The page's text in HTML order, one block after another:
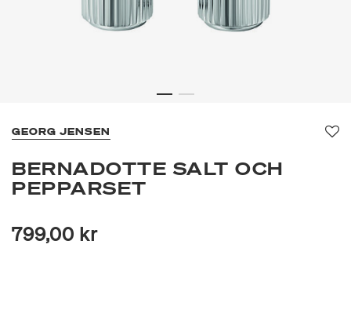
GEORG JENSEN
BERNADOTTE SALT OCH
PEPPARSET
799,00 kr